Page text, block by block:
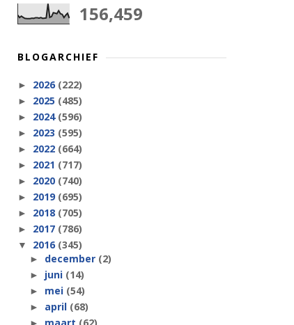
156,459
BLOGARCHIEF
► 2026 (222)
► 2025 (485)
► 2024 (596)
► 2023 (595)
► 2022 (664)
► 2021 (717)
► 2020 (740)
► 2019 (695)
► 2018 (705)
► 2017 (786)
▼ 2016 (345)
► december (2)
► juni (14)
► mei (54)
► april (68)
► maart (62)